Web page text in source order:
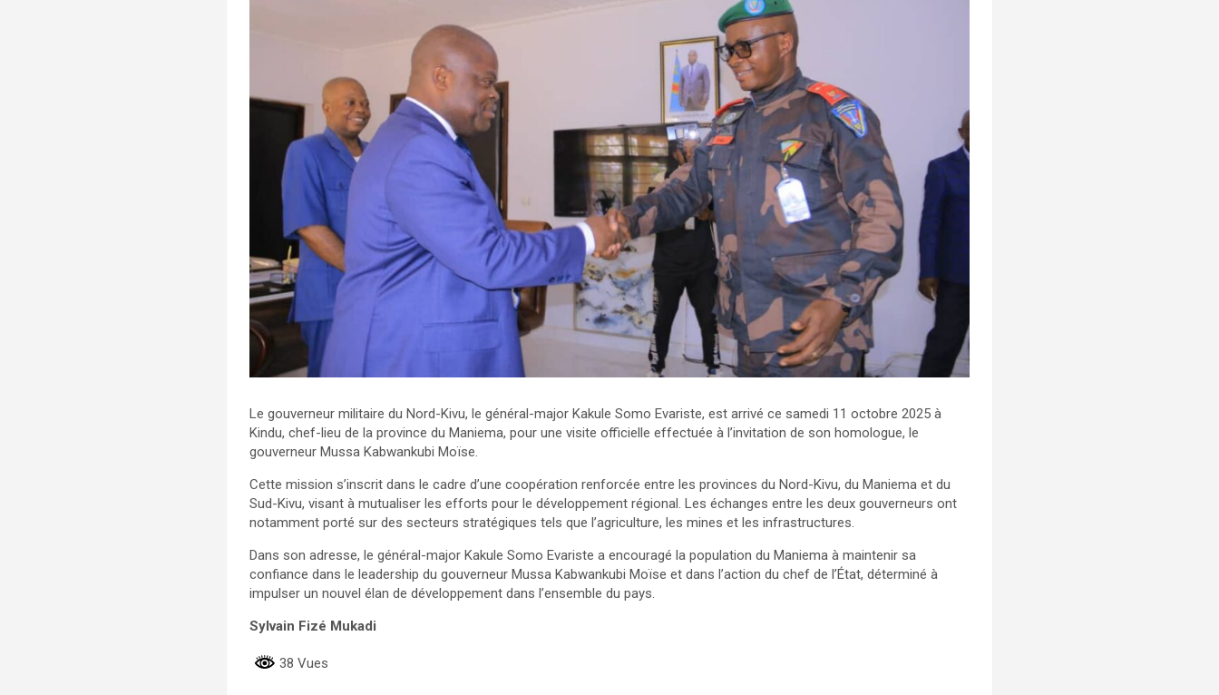
Le gouverneur militaire du Nord-Kivu, le général-major Kakule Somo Evariste, est arrivé ce samedi 11 octobre 2025 à
Kindu, chef-lieu de la province du Maniema, pour une visite officielle effectuée à l’invitation de son homologue, le
gouverneur Mussa Kabwankubi Moïse.
Cette mission s’inscrit dans le cadre d’une coopération renforcée entre les provinces du Nord-Kivu, du Maniema et du
Sud-Kivu, visant à mutualiser les efforts pour le développement régional. Les échanges entre les deux gouverneurs ont
notamment porté sur des secteurs stratégiques tels que l’agriculture, les mines et les infrastructures.
Dans son adresse, le général-major Kakule Somo Evariste a encouragé la population du Maniema à maintenir sa
confiance dans le leadership du gouverneur Mussa Kabwankubi Moïse et dans l’action du chef de l’État, déterminé à
impulser un nouvel élan de développement dans l’ensemble du pays.
Sylvain Fizé Mukadi
38 Vues